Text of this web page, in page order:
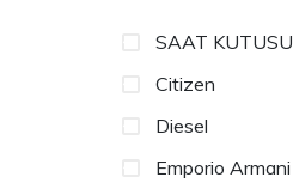
SAAT KUTUSU
Citizen
Diesel
Emporio Armani